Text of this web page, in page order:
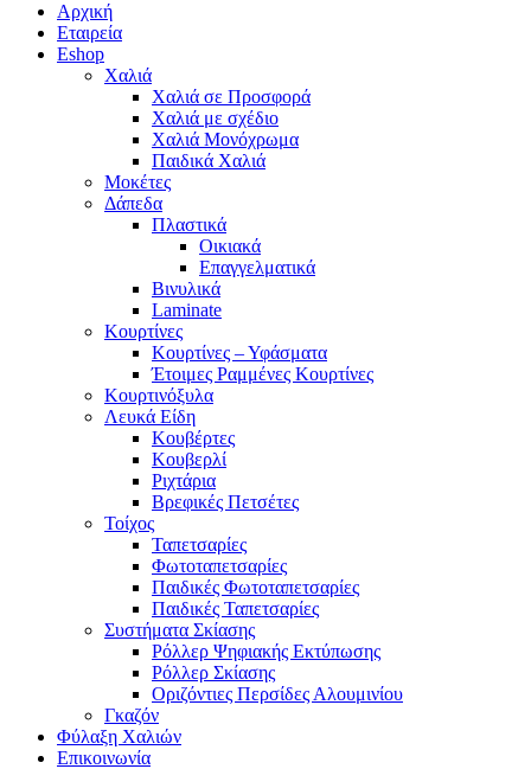
Αρχική
Εταιρεία
Eshop
Χαλιά
Χαλιά σε Προσφορά
Χαλιά με σχέδιο
Χαλιά Μονόχρωμα
Παιδικά Χαλιά
Μοκέτες
Δάπεδα
Πλαστικά
Οικιακά
Επαγγελματικά
Βινυλικά
Laminate
Κουρτίνες
Κουρτίνες – Υφάσματα
Έτοιμες Ραμμένες Κουρτίνες
Κουρτινόξυλα
Λευκά Είδη
Κουβέρτες
Κουβερλί
Ριχτάρια
Βρεφικές Πετσέτες
Τοίχος
Ταπετσαρίες
Φωτοταπετσαρίες
Παιδικές Φωτοταπετσαρίες
Παιδικές Ταπετσαρίες
Συστήματα Σκίασης
Ρόλλερ Ψηφιακής Εκτύπωσης
Ρόλλερ Σκίασης
Οριζόντιες Περσίδες Αλουμινίου
Γκαζόν
Φύλαξη Χαλιών
Επικοινωνία